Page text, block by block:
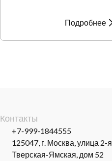
Подробнее
Контакты
+7-999-1844555
125047, г. Москва, улица 2-я
Тверская-Ямская, дом 52